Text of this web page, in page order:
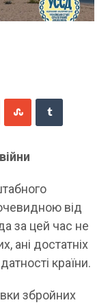
від
за цей час не
ані достатніх
країни.
збройних